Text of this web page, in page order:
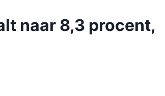
naar 8,3 procent,